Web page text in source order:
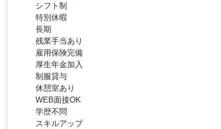
シフト制
特別休暇
長期
残業手当あり
雇用保険完備
厚生年金加入
制服貸与
休憩室あり
WEB面接OK
学歴不問
スキルアップ